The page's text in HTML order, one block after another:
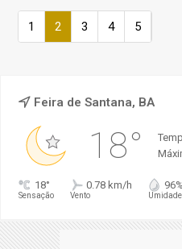
1 2 3 4 5
Feira de Santana, BA
18°
18°
Sensação
0.78 km/h
Vento
96%
Umidade